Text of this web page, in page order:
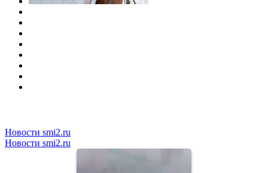
Новости smi2.ru
Новости smi2.ru